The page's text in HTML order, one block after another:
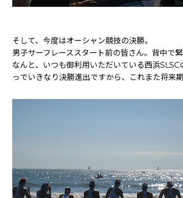
そして、今度はオーシャン競技の決勝。
男子サーフレーススタート前の皆さん。背中で緊
なんと、いつも御利用いただいている西浜
っでいきなり決勝進出ですから、これまた将来